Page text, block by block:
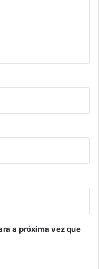
a próxima vez que